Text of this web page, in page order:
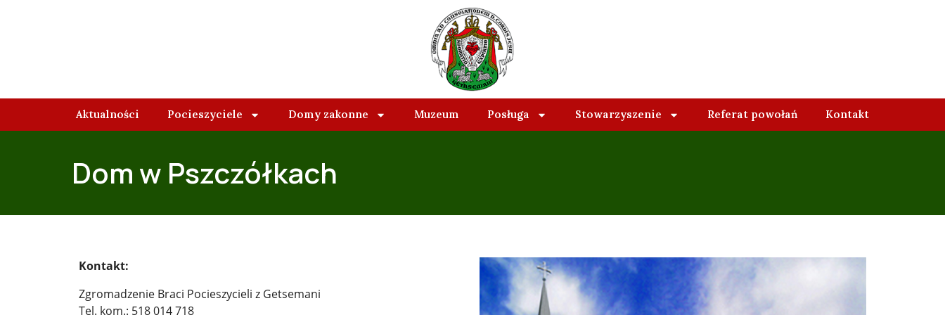
Aktualności Pocieszyciele Domy zakonne Muzeum Posługa Stowarzyszenie Referat powołań Kontakt
Dom w Pszczółkach
Kontakt:
Zgromadzenie Braci Pocieszycieli z Getsemani
Tel. kom.: 518 014 718